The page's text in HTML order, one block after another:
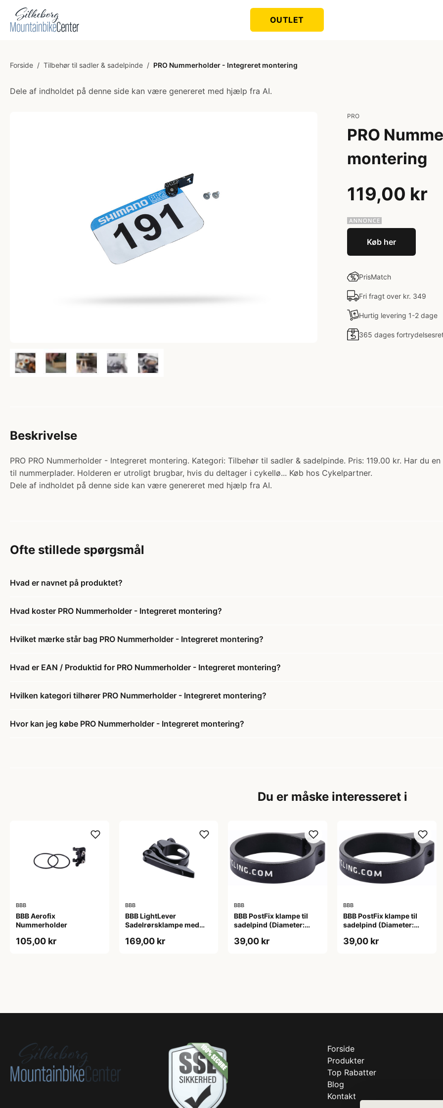
OUTLET
Forside / Tilbehør til sadler & sadelpinde / PRO Nummerholder - Integreret montering
Dele af indholdet på denne side kan være genereret med hjælp fra AI.
PRO
PRO
montering
119,00 kr
Køb her
PrisMatch
Fri fragt over kr. 349
Hurtig levering 1-2 dage
365 dages
Beskrivelse
PRO PRO Nummerholder - Integreret montering. Kategori: Tilbehør til sadler & sadelpinde. Pris: 119.00 kr. Har du
til nummerplader. Holderen er utroligt brugbar, hvis du deltager i cykellø... Køb hos Cykelpartner.
Dele af indholdet på denne side kan være genereret med hjælp fra AI.
Ofte stillede spørgsmål
Hvad er navnet på produktet?
Hvad koster PRO Nummerholder - Integreret montering?
Hvilket mærke står bag PRO Nummerholder - Integreret montering?
Hvad er EAN / Produktid for PRO Nummerholder - Integreret montering?
Hvilken kategori tilhører PRO Nummerholder - Integreret montering?
Hvor kan jeg købe PRO Nummerholder - Integreret montering?
Du er måske interesseret i
BBB
BBB Aerofix
Nummerholder
105,00 kr
BBB
BBB LightLever
Sadelrørsklampe med
169,00 kr
BBB
BBB PostFix klampe til
sadelpind (Diameter:
39,00 kr
BBB
BBB PostFix klampe til
sadelpind (Diameter:
39,00 kr
Forside
Produkter
Top Rabatter
Blog
Kontakt